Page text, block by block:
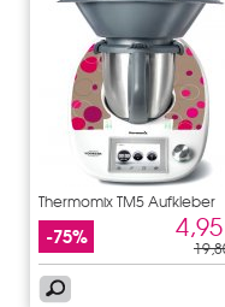
Thermomix TM5 Aufkleber
Design
-75%